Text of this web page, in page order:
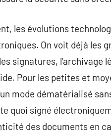
les évolutions
On voit déjà les
signatures, l’archivage
Pour les petites et
un mode dématérialisé
quoi signé
des documents en